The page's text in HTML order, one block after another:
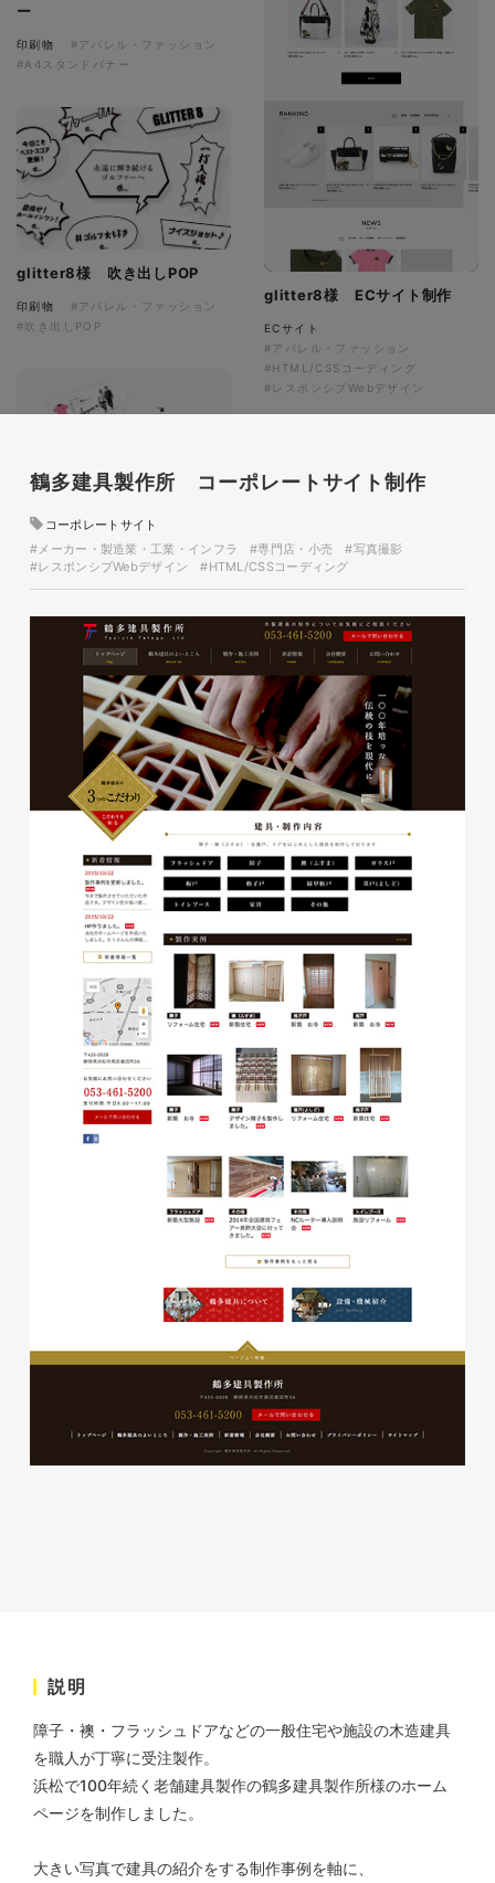
glitter8様 ECサイト制作
ECサイト
#アパレル・ファッション
#HTML/CSSコーディング
#レスポンシブWebデザイン
ー
印刷物
#アパレル・ファッション
#A4スタンドバナー
glitter8様 吹き出しPOP
印刷物
#アパレル・ファッション
#吹き出しPOP
glitter8様 チラシ
印刷物
#アパレル・ファッション
#チラシ
印刷物
#アパレル・ファッション
#カタログ
磐田商工会議所様 磐田市商店
会連盟チラシ
#公共・行政・団体
#チラシ
鶴多建具製作所 コーポレートサイト制作
コーポレートサイト
#メーカー・製造業・工業・インフラ
#専門店・小売
#写真撮影
#レスポンシブWebデザイン
#HTML/CSSコーディング
説明
障子・襖・フラッシュドアなどの一般住宅や施設の木造建具
を職人が丁寧に受注製作。
浜松で100年続く老舗建具製作の鶴多建具製作所様のホーム
ページを制作しました。
大きい写真で建具の紹介をする制作事例を軸に、